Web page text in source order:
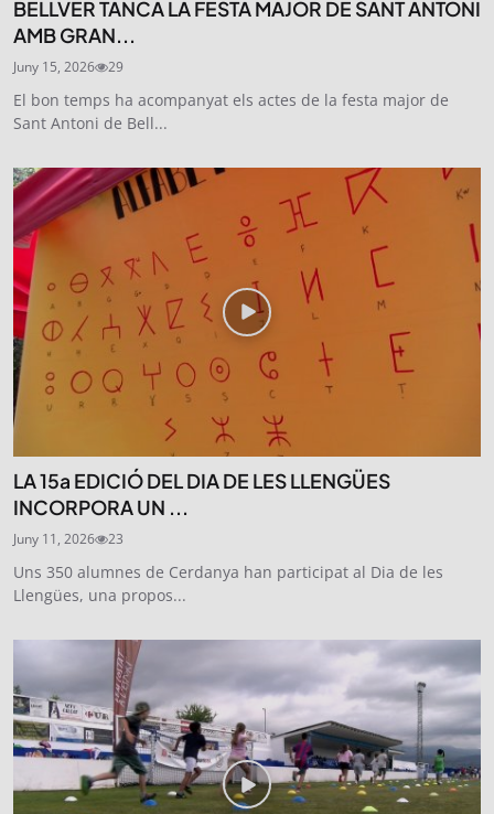
BELLVER TANCA LA FESTA MAJOR DE SANT ANTONI
AMB GRAN...
Juny 15, 2026 29
El bon temps ha acompanyat els actes de la festa major de
Sant Antoni de Bell...
LA 15a EDICIÓ DEL DIA DE LES LLENGÜES
INCORPORA UN ...
Juny 11, 2026 23
Uns 350 alumnes de Cerdanya han participat al Dia de les
Llengües, una propos...